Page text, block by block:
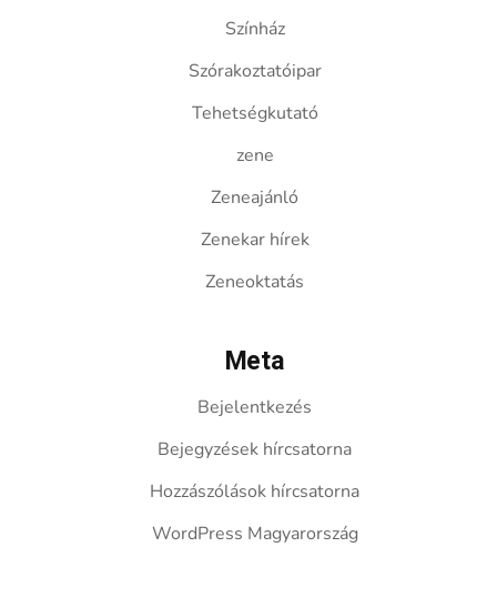
Színház
Szórakoztatóipar
Tehetségkutató
zene
Zeneajánló
Zenekar hírek
Zeneoktatás
Meta
Bejelentkezés
Bejegyzések hírcsatorna
Hozzászólások hírcsatorna
WordPress Magyarország